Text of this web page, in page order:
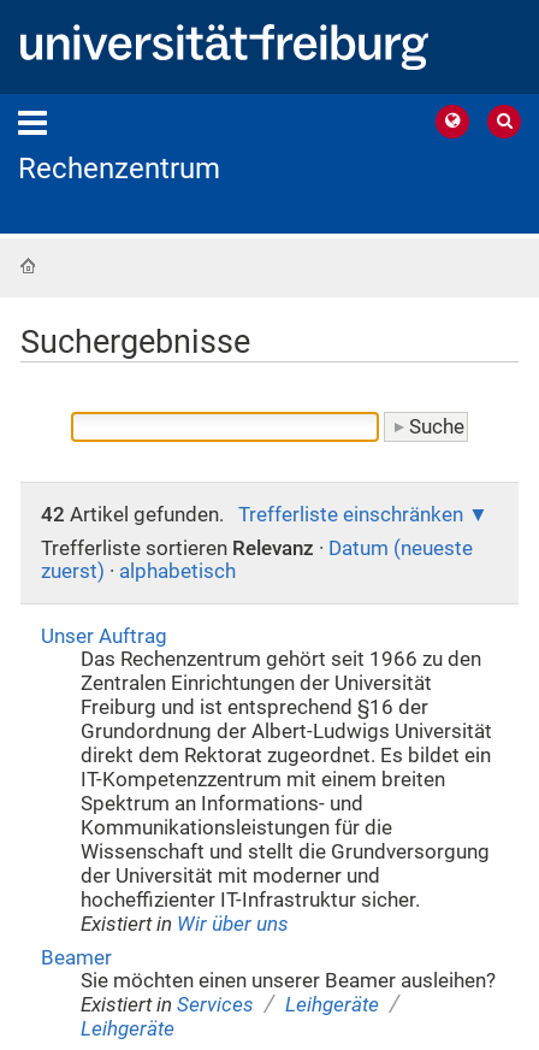
Rechenzentrum
Suchergebnisse
42 Artikel gefunden.
Trefferliste einschränken
Trefferliste sortieren Relevanz · Datum (neueste
zuerst) · alphabetisch
Unser Auftrag
Das Rechenzentrum gehört seit 1966 zu den
Zentralen Einrichtungen der Universität
Freiburg und ist entsprechend §16 der
Grundordnung der Albert-Ludwigs Universität
direkt dem Rektorat zugeordnet. Es bildet ein
IT-Kompetenzzentrum mit einem breiten
Spektrum an Informations- und
Kommunikationsleistungen für die
Wissenschaft und stellt die Grundversorgung
der Universität mit moderner und
hocheffizienter IT-Infrastruktur sicher.
Existiert in Wir über uns
Beamer
Sie möchten einen unserer Beamer ausleihen?
Existiert in Services / Leihgeräte /
Leihgeräte